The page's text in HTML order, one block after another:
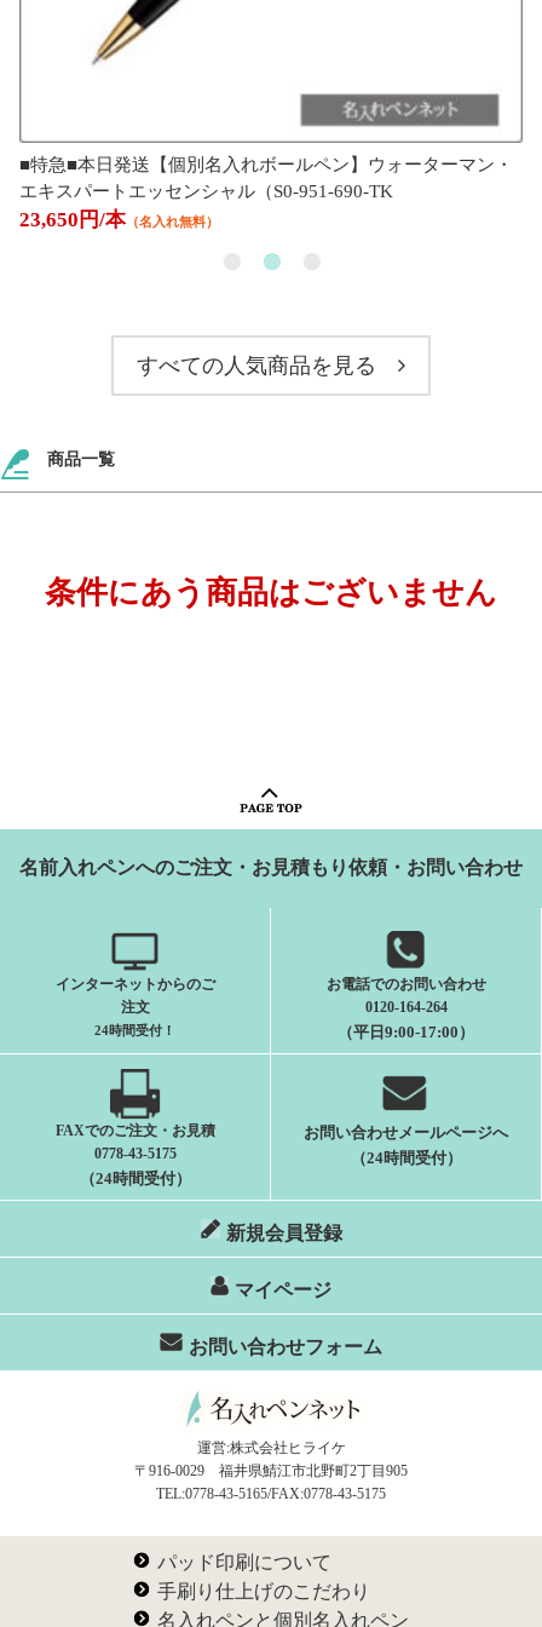
■特急■本日発送【個別名入れボールペン】ウォーターマン・
エキスパートエッセンシャル（S0-951-690-TK
23,650円/本（名入れ無料）
すべての人気商品を見る
商品一覧
条件にあう商品はございません
名前入れペンへのご注文・お見積もり依頼・お問い合わせ
インターネットからのご
注文
24時間受付 ！
お電話でのお問い合わせ
0120-164-264
（平日9:00-17:00）
FAXでのご注文・お見積
0778-43-5175
（24時間受付）
お問い合わせメールページへ
（24時間受付）
新規会員登録
マイページ
お問い合わせフォーム
運営:株式会社ヒライケ
〒916-0029 福井県鯖江市北野町2丁目905
TEL:0778-43-5165/FAX:0778-43-5175
パッド印刷について
手刷り仕上げのこだわり
名入れペンと個別名入れペン